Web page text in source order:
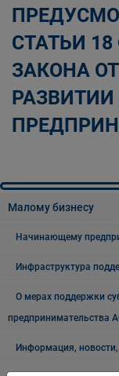
СТАТЬИ
ЗАКОНА ОТ
Малому бизнесу
Начинающему
Инфраструктура
О мерах поддержки
предпринимательства
Информация,